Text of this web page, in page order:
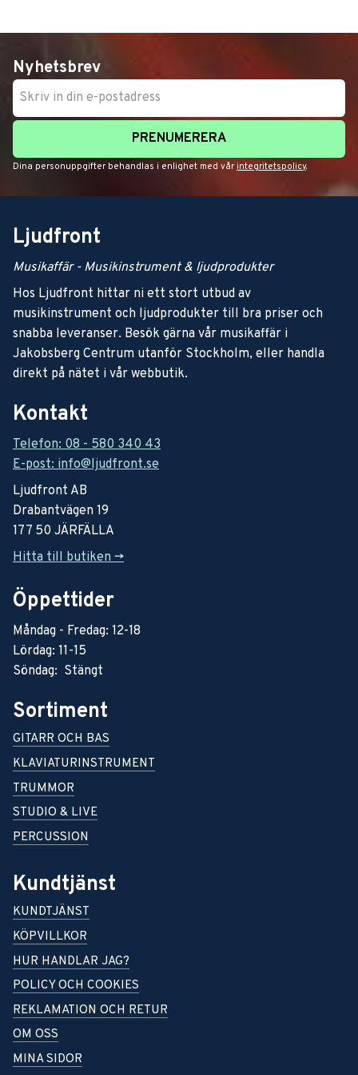
Nyhetsbrev
PRENUMERERA
Dina personuppgifter behandlas i enlighet med vår integritetspolicy.
Ljudfront
Musikaffär - Musikinstrument & ljudprodukter
Hos Ljudfront hittar ni ett stort utbud av
musikinstrument och ljudprodukter till bra priser och
snabba leveranser. Besök gärna vår musikaffär i
Jakobsberg Centrum utanför Stockholm, eller handla
direkt på nätet i vår webbutik.
Kontakt
Telefon: 08 - 580 340 43
E-post: info@ljudfront.se
Ljudfront AB
Drabantvägen 19
177 50 JÄRFÄLLA
Hitta till butiken ->
Öppettider
Måndag - Fredag: 12-18
Lördag: 11-15
Söndag: Stängt
Sortiment
GITARR OCH BAS
KLAVIATURINSTRUMENT
TRUMMOR
STUDIO & LIVE
PERCUSSION
Kundtjänst
KUNDTJÄNST
KÖPVILLKOR
HUR HANDLAR JAG?
POLICY OCH COOKIES
REKLAMATION OCH RETUR
OM OSS
MINA SIDOR